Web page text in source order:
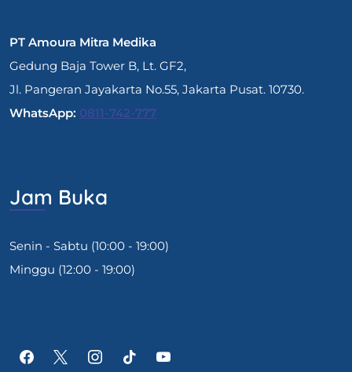
PT Amoura Mitra Medika
Gedung Baja Tower B, Lt. GF2,
Jl. Pangeran Jayakarta No.55, Jakarta Pusat. 10730.
WhatsApp: 0811-742-777
Jam Buka
Senin - Sabtu (10:00 - 19:00)
Minggu (12:00 - 19:00)